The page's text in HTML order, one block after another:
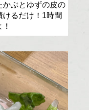
かぶとゆずの皮の
るだけ！1時間